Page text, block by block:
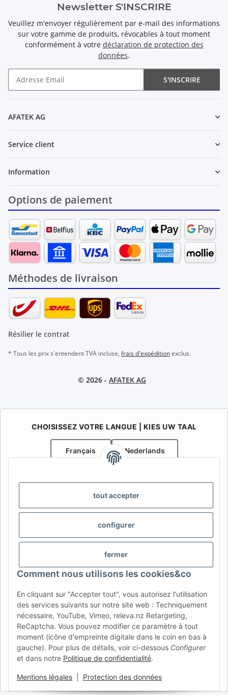
tout accepter
configurer
fermer
Comment nous utilisons les cookies&co
En cliquant sur "Accepter tout", vous autorisez l'utilisation
des services suivants sur notre site web : Techniquement
nécessaire, YouTube, Vimeo, releva.nz Retargeting,
ReCaptcha. Vous pouvez modifier ce paramètre à tout
moment (icône d'empreinte digitale dans le coin en bas à
gauche). Pour plus de détails, voir ci-dessous Configurer
et dans notre Politique de confidentialité.
Mentions légales Protection des données
Newsletter S'INSCRIRE
Veuillez m'envoyer régulièrement par e-mail des informations
sur votre gamme de produits, révocables à tout moment
conformément à votre déclaration de protection des
données.
S'INSCRIRE
AFATEK AG
Service client
Information
Options de paiement
Méthodes de livraison
Résilier le contrat
* Tous les prix s'entendent TVA incluse, frais d'expéditionexclus.
© 2026 - AFATEK AG
CHOISISSEZ VOTRE LANGUE | KIES UW TAAL
Français Nederlands
specialist in onderdelen voor aanhangwagens
Contact:info@afatek.com
AFATEK INTERNATIONAL – SELECT REGION & LANGUAGE |
CHOISIR LA RÉGION ET LA LANGUE | SELECCIONAR REGIÓN E
CH (IT) BE (NL) BE (FR) NL
FR IT ES DK PL
UK NZ USA MX PT
SE FI CZ HU SK